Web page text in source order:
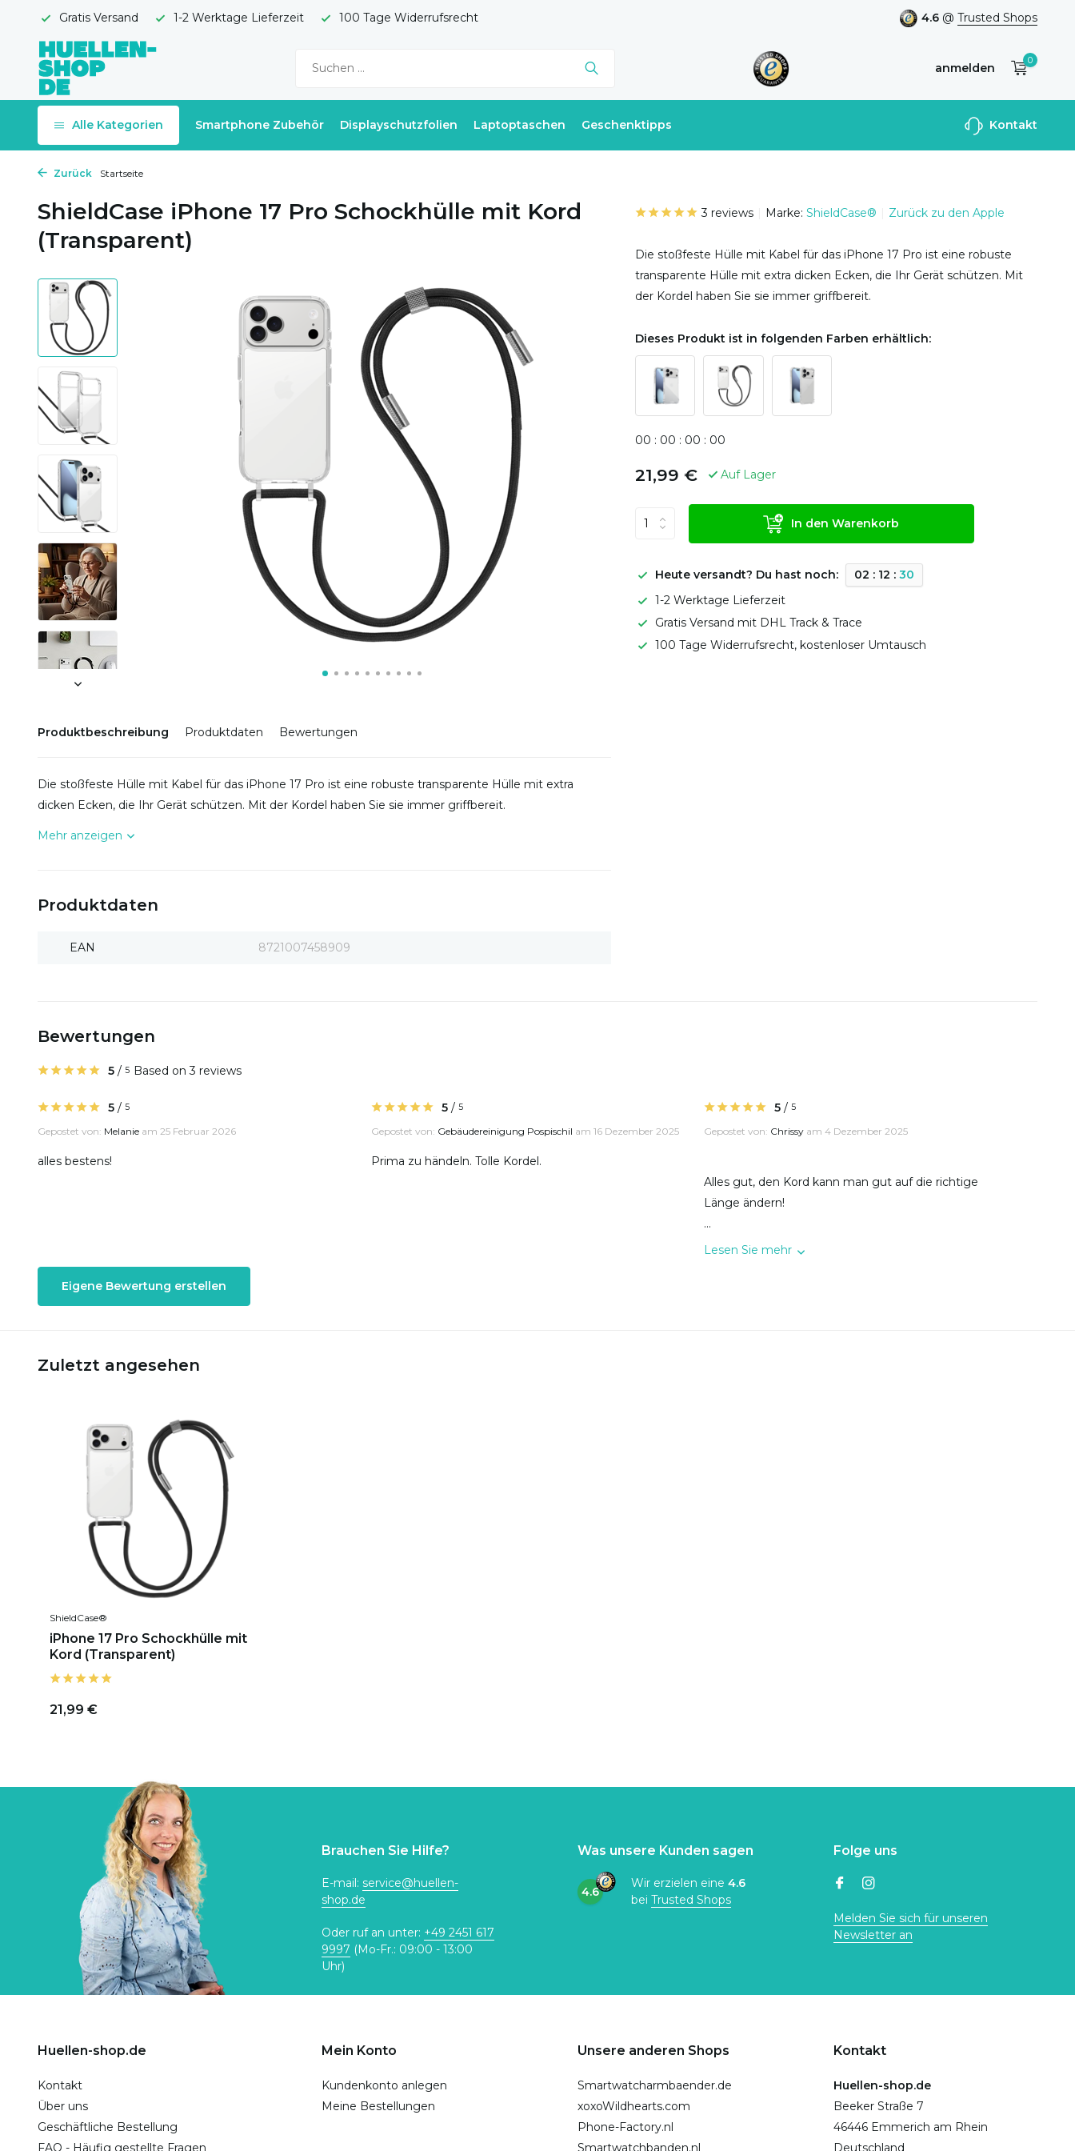
Gratis Versand 1-2 Werktage Lieferzeit 100 Tage Widerrufsrecht 4.6 @ Trusted Shops
anmelden
Benutzerkonto
0
Alle Kategorien Smartphone Zubehör Displayschutzfolien Laptoptaschen Geschenktipps Kontakt
Zurück Startseite
ShieldCase iPhone 17 Pro Schockhülle mit Kord
(Transparent)
Produktbeschreibung Produktdaten Bewertungen
Die stoßfeste Hülle mit Kabel für das iPhone 17 Pro ist eine robuste transparente Hülle mit extra
dicken Ecken, die Ihr Gerät schützen. Mit der Kordel haben Sie sie immer griffbereit.
Mehr anzeigen
Produktdaten
EAN 8721007458909
3 reviews Marke: ShieldCase® Zurück zu den Apple
Die stoßfeste Hülle mit Kabel für das iPhone 17 Pro ist eine robuste
transparente Hülle mit extra dicken Ecken, die Ihr Gerät schützen. Mit
der Kordel haben Sie sie immer griffbereit.
Dieses Produkt ist in folgenden Farben erhältlich:
00 : 00 : 00 : 00
21,99 € Auf Lager
In den Warenkorb
Heute versandt? Du hast noch: 02 : 12 : 29
1-2 Werktage Lieferzeit
Gratis Versand mit DHL Track & Trace
100 Tage Widerrufsrecht, kostenloser Umtausch
Bewertungen
5 / 5 Based on 3 reviews
5 / 5
Gepostet von: Melanie am 25 Februar 2026
alles bestens!
5/ 5
Gepostet von: Gebäudereinigung Pospischil am 16 Dezember 2025
Prima zu händeln. Tolle Kordel.
5 /5
Gepostet von: Chrissy am 4 Dezember 2025
Alles gut, den Kord kann man gut auf die richtige
Länge ändern!
...
Lesen Sie mehr
Eigene Bewertung erstellen
Zuletzt angesehen
ShieldCase®
iPhone 17 Pro Schockhülle mit
Kord (Transparent)
21,99 €
Brauchen Sie Hilfe?
E-mail: service@huellen-
shop.de
Oder ruf an unter: +49 2451 617
9997 (Mo-Fr.: 09:00 - 13:00
Uhr)
Was unsere Kunden sagen
4.6
Wir erzielen eine 4.6
bei Trusted Shops
Folge uns
Melden Sie sich für unseren
Newsletter an
Huellen-shop.de
Kontakt
Über uns
Geschäftliche Bestellung
FAQ - Häufig gestellte Fragen
Mein Konto
Kundenkonto anlegen
Meine Bestellungen
Unsere anderen Shops
Smartwatcharmbaender.de
xoxoWildhearts.com
Phone-Factory.nl
Smartwatchbanden.nl
Kontakt
Huellen-shop.de
Beeker Straße 7
46446 Emmerich am Rhein
Deutschland